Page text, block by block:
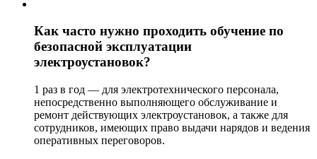
Как часто нужно проходить обучение по
безопасной эксплуатации
электроустановок?
1 раз в год — для электротехнического персонала,
непосредственно выполняющего обслуживание и
ремонт действующих электроустановок, а также для
сотрудников, имеющих право выдачи нарядов и ведения
оперативных переговоров.